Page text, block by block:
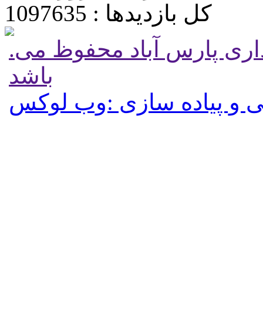
کل بازدیدها : 1097635
.تمامی حقوق برای پایگاه شهرداری پارس آباد محفوظ می
باشد
و پیاده سازی :وب لوکس